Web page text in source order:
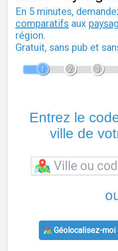
En 5 minutes,
comparatifs aux
région.
Gratuit, sans pub et
1 2 3
Entrez le
ville de
Géolocalisez-moi